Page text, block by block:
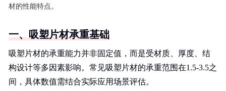
材的性能特点。
一、吸塑片材承重基础
吸塑片材的承重能力并非固定值，而是受材质、厚度、结
构设计等多因素影响。常见吸塑片材的承重范围在1.5-3.5之
间，具体数值需结合实际应用场景评估。